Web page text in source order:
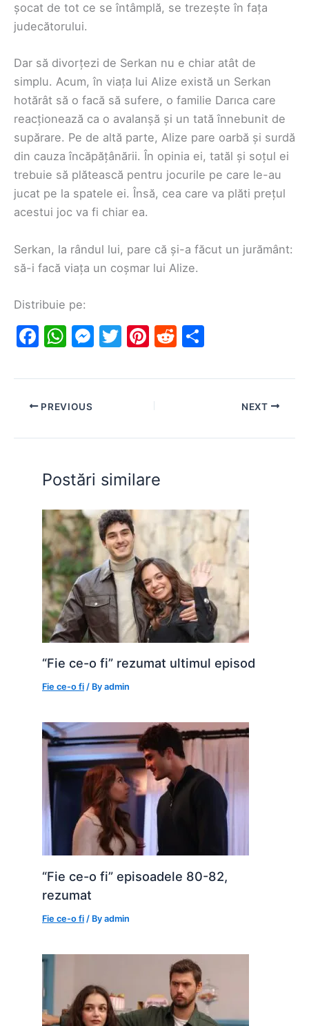
șocat de tot ce se întâmplă, se trezește în fața
judecătorului.
Dar să divorțezi de Serkan nu e chiar atât de
simplu. Acum, în viața lui Alize există un Serkan
hotărât să o facă să sufere, o familie Darıca care
reacționează ca o avalanșă și un tată înnebunit de
supărare. Pe de altă parte, Alize pare oarbă și surdă
din cauza încăpățânării. În opinia ei, tatăl și soțul ei
trebuie să plătească pentru jocurile pe care le-au
jucat pe la spatele ei. Însă, cea care va plăti prețul
acestui joc va fi chiar ea.
Serkan, la rândul lui, pare că și-a făcut un jurământ:
să-i facă viața un coșmar lui Alize.
Distribuie pe:
F
c
e
o
o
k
W
at
s
p
p
M
s
n
g
er
T
itt
Pi
er
e
R
d ar
PREVIOUS NEXT
Postări similare
“Fie ce-o fi” rezumat ultimul episod
Fie ce-o fi / Byadmin
“Fie ce-o fi” episoadele 80-82,
rezumat
Fie ce-o fi / Byadmin